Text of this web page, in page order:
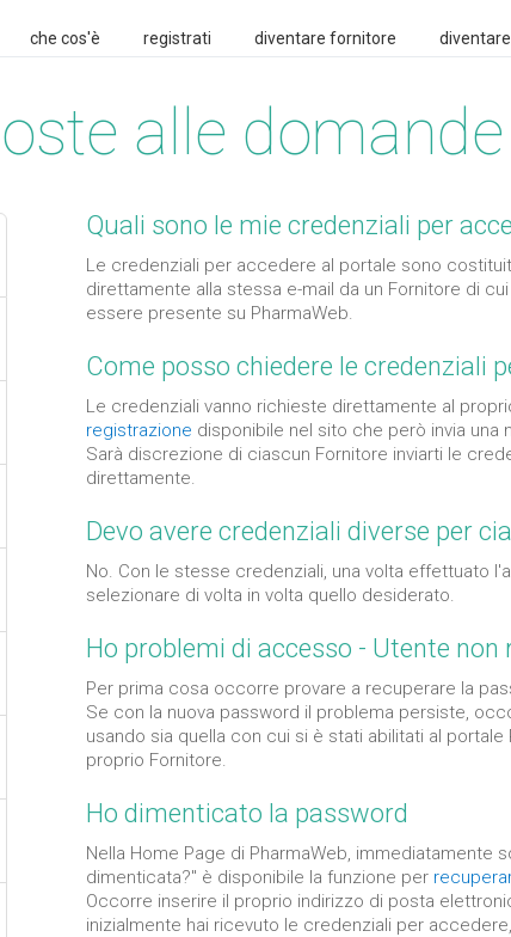
che cos'è registrati diventare fornitore
alle
Quali sono le mie credenziali per
Le credenziali per accedere al portale sono
direttamente alla stessa e-mail da un Fornitore di
essere presente su PharmaWeb.
Come posso chiedere le credenziali
Le credenziali vanno richieste direttamente al
registrazione disponibile nel sito che però invia una
Sarà discrezione di ciascun Fornitore inviarti le
direttamente.
Devo avere credenziali diverse per
No. Con le stesse credenziali, una volta effettuato
selezionare di volta in volta quello desiderato.
Ho problemi di accesso - Utente
Per prima cosa occorre provare a recuperare la
Se con la nuova password il problema persiste,
usando sia quella con cui si è stati abilitati al
proprio Fornitore.
Ho dimenticato la password
Nella Home Page di PharmaWeb, immediatamente
dimenticata?" è disponibile la funzione per
Occorre inserire il proprio indirizzo di posta
inizialmente hai ricevuto le credenziali per